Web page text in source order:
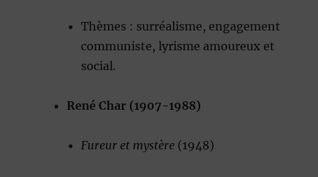
Thèmes : surréalisme, engagement
communiste, lyrisme amoureux et
social.
René Char (1907-1988)
Fureur et mystère (1948)